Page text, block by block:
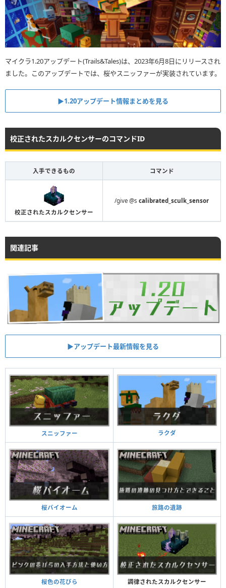
マイクラ1.20アップデート(Trails&Tales)は、2023年6月8日にリリースされ
ました。このアップデートでは、桜やスニッファーが実装されています。
▶︎1.20アップデート情報まとめを見る
校正されたスカルクセンサーのコマンドID
入手できるもの コマンド
校正されたスカルクセンサー
/give @s calibrated_sculk_sensor
関連記事
▶︎アップデート最新情報を見る
スニッファー ラクダ
桜バイオーム 旅路の遺跡
桜色の花びら 調律されたスカルクセンサー